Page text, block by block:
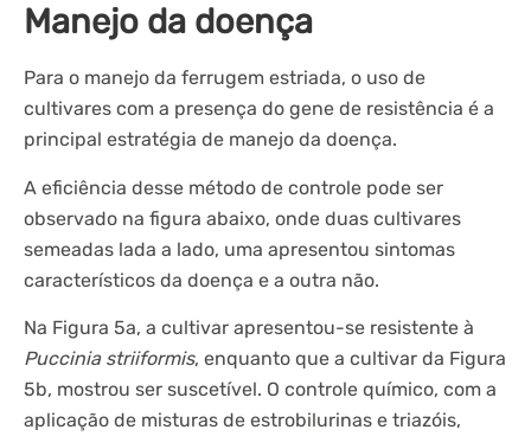
Manejo da doença
Para o manejo da ferrugem estriada, o uso de
cultivares com a presença do gene de resistência é a
principal estratégia de manejo da doença.
A eficiência desse método de controle pode ser
observado na figura abaixo, onde duas cultivares
semeadas lada a lado, uma apresentou sintomas
característicos da doença e a outra não.
Na Figura 5a, a cultivar apresentou-se resistente à
Puccinia striiformis, enquanto que a cultivar da Figura
5b, mostrou ser suscetível. O controle químico, com a
aplicação de misturas de estrobilurinas e triazóis,